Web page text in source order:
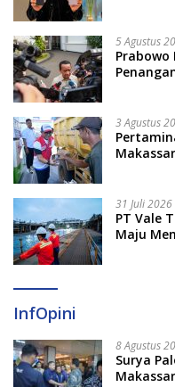
5 Agustus
3 Agustus
31 Juli
PT Vale
Maju
InfOpini
8 Agustus
Surya